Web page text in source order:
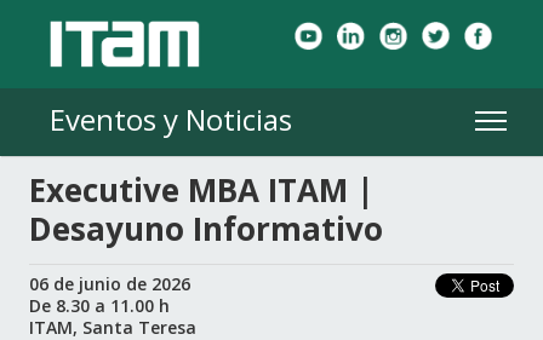
Eventos y Noticias
Executive MBA ITAM |
Desayuno Informativo
06 de junio de 2026
De 8.30 a 11.00 h
ITAM, Santa Teresa